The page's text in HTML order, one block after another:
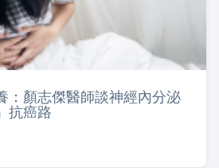
：顏志傑醫師談神經內分泌
抗癌路